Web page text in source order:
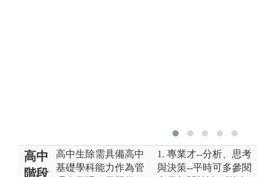
高中
階段
高中生除需具備高中
基礎學科能力作為管
1. 專業才--分析、思考
與決策--平時可多參閱